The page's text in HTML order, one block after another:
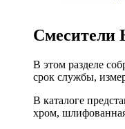
Смесители
В этом разделе
срок службы,
В каталоге
хром,